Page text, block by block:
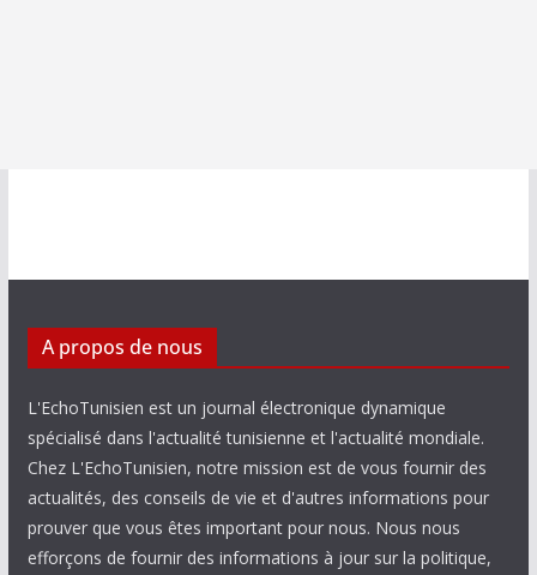
A propos de nous
L'EchoTunisien est un journal électronique dynamique
spécialisé dans l'actualité tunisienne et l'actualité mondiale.
Chez L'EchoTunisien, notre mission est de vous fournir des
actualités, des conseils de vie et d'autres informations pour
prouver que vous êtes important pour nous. Nous nous
efforçons de fournir des informations à jour sur la politique,